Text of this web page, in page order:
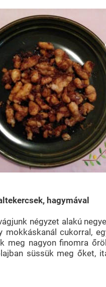
hagymával
négyzet alakú
mokkáskanál cukorral,
meg nagyon finomra
süssük meg őket,